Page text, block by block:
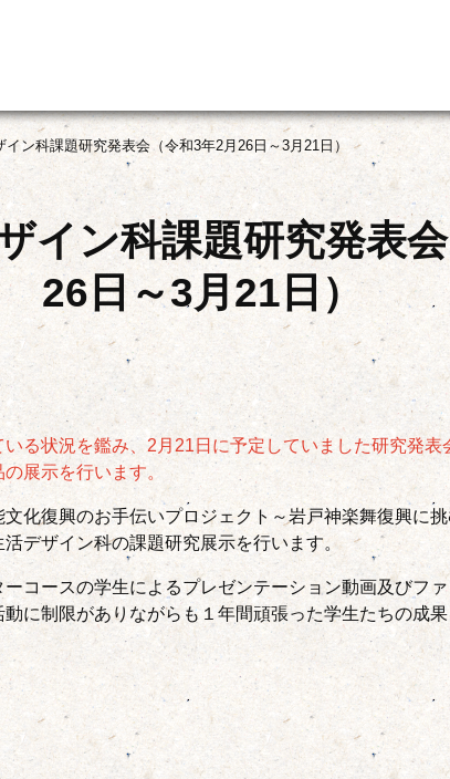
ン科課題研究発表会（令和3年2月26日～3月21日）
イン科課題研究発表
26日～3月21日）
る状況を鑑み、2月21日に予定していました研究発
展示を行います。
化復興のお手伝いプロジェクト～岩戸神楽舞復興に
デザイン科の課題研究展示を行います。
コースの学生によるプレゼンテーション動画及びフ
に制限がありながらも１年間頑張った学生たちの成